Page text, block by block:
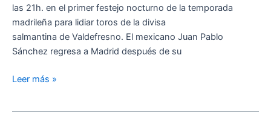
las 21h. en el primer festejo nocturno de la temporada
madrileña para lidiar toros de la divisa
salmantina de Valdefresno. El mexicano Juan Pablo
Sánchez regresa a Madrid después de su
de
toros
nocturna
de
sábado
Las
Leer más »